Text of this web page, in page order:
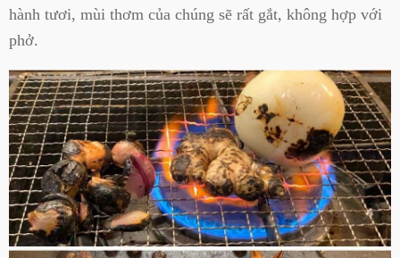
hành tươi, mùi thơm của chúng sẽ rất gắt, không hợp với
phở.